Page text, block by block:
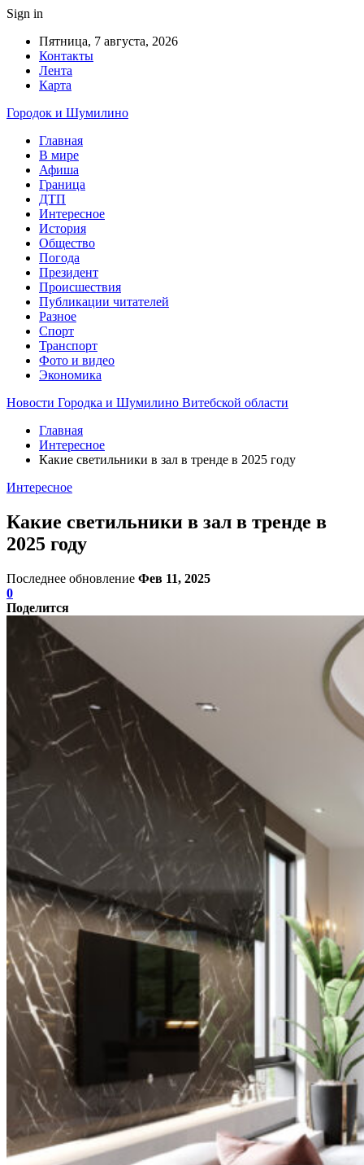
Sign in
Пятница, 7 августа, 2026
Контакты
Лента
Карта
Городок и Шумилино
Главная
В мире
Афиша
Граница
ДТП
Интересное
История
Общество
Погода
Президент
Происшествия
Публикации читателей
Разное
Спорт
Транспорт
Фото и видео
Экономика
Новости Городка и Шумилино Витебской области
Главная
Интересное
Какие светильники в зал в тренде в 2025 году
Интересное
Какие светильники в зал в тренде в
2025 году
Последнее обновление Фев 11, 2025
0
Поделится